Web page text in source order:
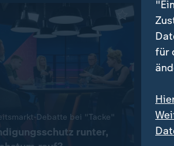
Debatte bei "Tacke"
runter,
für